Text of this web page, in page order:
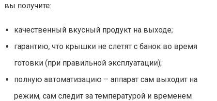
вы получите:
качественный вкусный продукт на выходе;
гарантию, что крышки не слетят с банок во время
готовки (при правильной эксплуатации);
полную автоматизацию – аппарат сам выходит на
режим, сам следит за температурой и временем